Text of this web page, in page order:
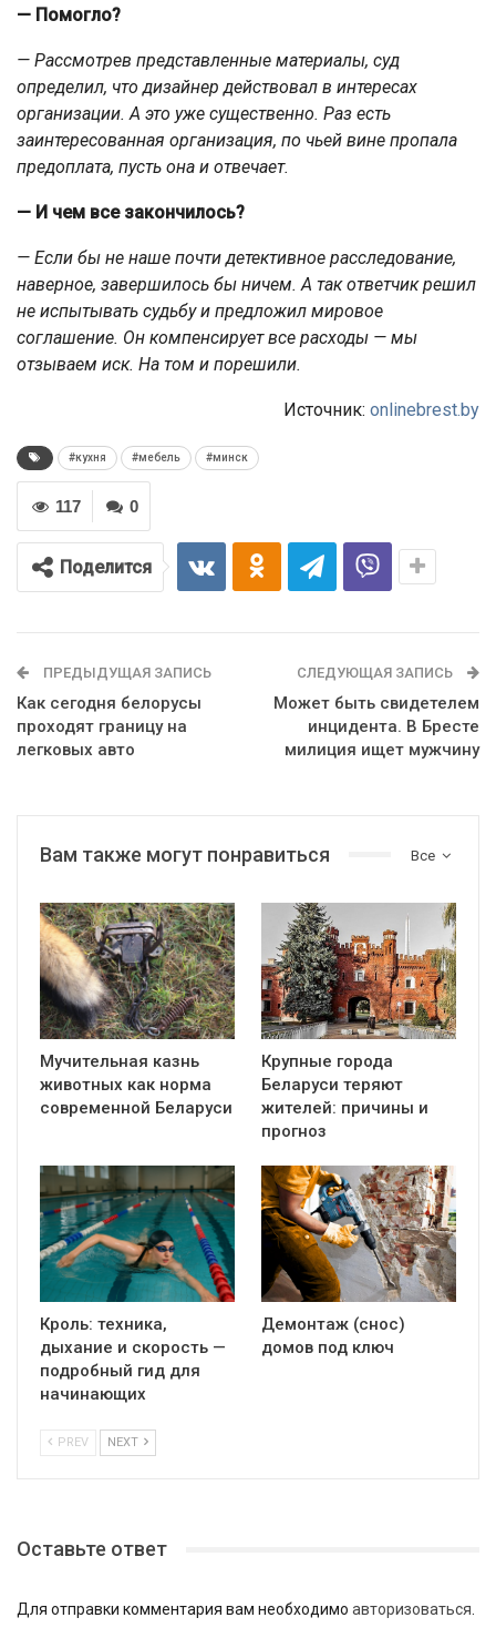
— Помогло?
— Рассмотрев представленные материалы, суд
определил, что дизайнер действовал в интересах
организации. А это уже существенно. Раз есть
заинтересованная организация, по чьей вине пропала
предоплата, пусть она и отвечает.
— И чем все закончилось?
— Если бы не наше почти детективное расследование,
наверное, завершилось бы ничем. А так ответчик решил
не испытывать судьбу и предложил мировое
соглашение. Он компенсирует все расходы — мы
отзываем иск. На том и порешили.
Источник: onlinebrest.by
#кухня #мебель #минск
0
117
Поделится
ПРЕДЫДУЩАЯ ЗАПИСЬ
Как сегодня белорусы
проходят границу на
легковых авто
СЛЕДУЮЩАЯ ЗАПИСЬ
Может быть свидетелем
инцидента. В Бресте
милиция ищет мужчину
Все
Вам также могут понравиться
Мучительная казнь
животных как норма
современной Беларуси
Крупные города
Беларуси теряют
жителей: причины и
прогноз
Кроль: техника,
дыхание и скорость —
подробный гид для
начинающих
Демонтаж (снос)
домов под ключ
PREV NEXT
Оставьте ответ
Для отправки комментария вам необходимо авторизоваться.